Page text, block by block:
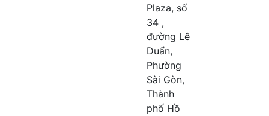
Plaza, số
34 ,
đường Lê
Duẩn,
Phường
Sài Gòn,
Thành
phố Hồ